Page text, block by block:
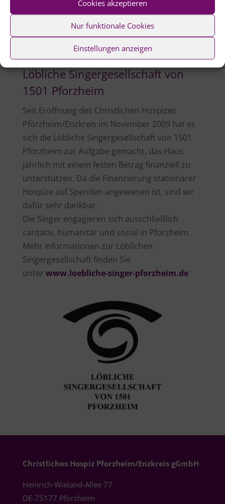
Cookies akzeptieren
Nur funktionale Cookies
Einstellungen anzeigen
Löbliche Singergesellschaft von
1501 Pforzheim
Seit Eröffnung des Christlichen Hospizes
Pforzheim/Enzkreis im November 2009 hat es
sich die Löbliche Singergesellschaft von 1501
Pforzheim zur Aufgabe gemacht, das Haus
jährlich mit einem festen Betrag finanziell zu
unterstützen. Da die Finanzierung stationärer
Hospize auf Spenden angewiesen ist, sind wir
dafür sehr dankbar.
Die Singer engagieren sich ausschließlich
caritativ, humanitär und sozial in Pforzheim.
Mehr Informationen zur Löblichen
Singergesellschaft finden Sie
unter www.loebliche-singer-pforzheim.de
Christliches Hospiz Pforzheim/Enzkreis gGmbH
Heinrich-Wieland-Allee 77
DE-75177 Pforzheim